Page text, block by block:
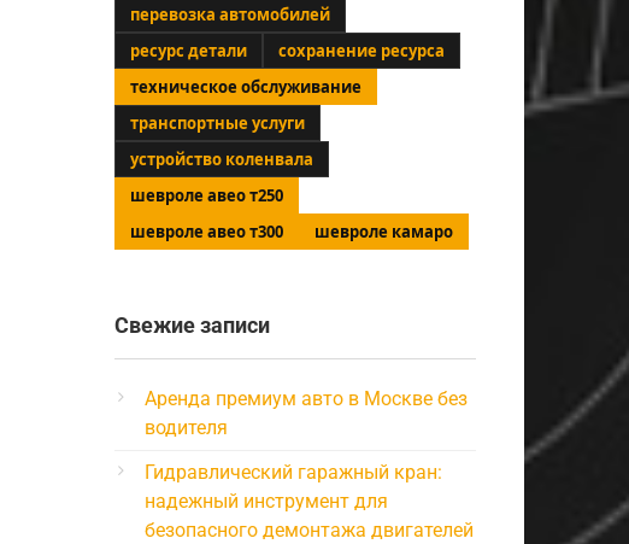
перевозка автомобилей
ресурс детали
сохранение ресурса
техническое обслуживание
транспортные услуги
устройство коленвала
шевроле авео т250
шевроле авео т300
шевроле камаро
Свежие записи
Аренда премиум авто в Москве без
водителя
Гидравлический гаражный кран:
надежный инструмент для
безопасного демонтажа двигателей